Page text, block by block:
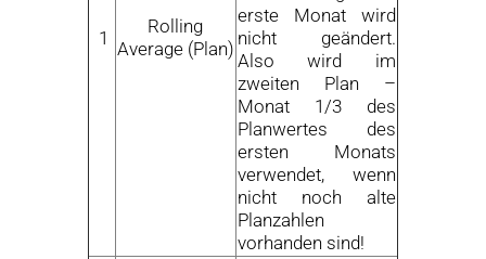
1
Rolling
Average (Plan)
erste Monat wird
nicht geändert.
Also wird im
zweiten Plan –
Monat 1/3 des
Planwertes des
ersten Monats
verwendet, wenn
nicht noch alte
Planzahlen
vorhanden sind!